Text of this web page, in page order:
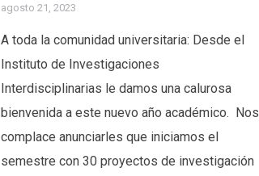
agosto 21, 2023
A toda la comunidad universitaria: Desde el
Instituto de Investigaciones
Interdisciplinarias le damos una calurosa
bienvenida a este nuevo año académico. Nos
complace anunciarles que iniciamos el
semestre con 30 proyectos de investigación